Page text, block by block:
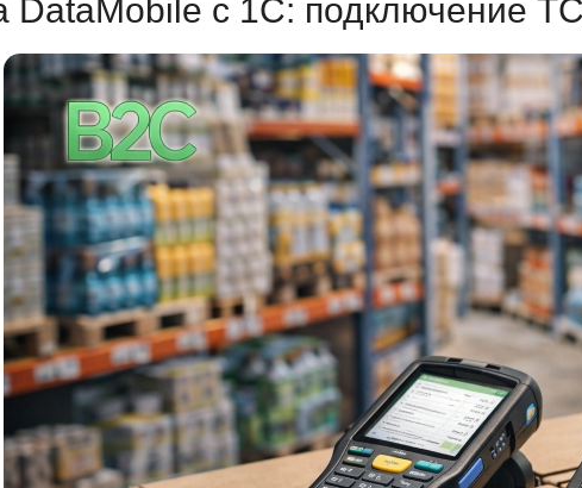
DataMobile с 1С: подключение